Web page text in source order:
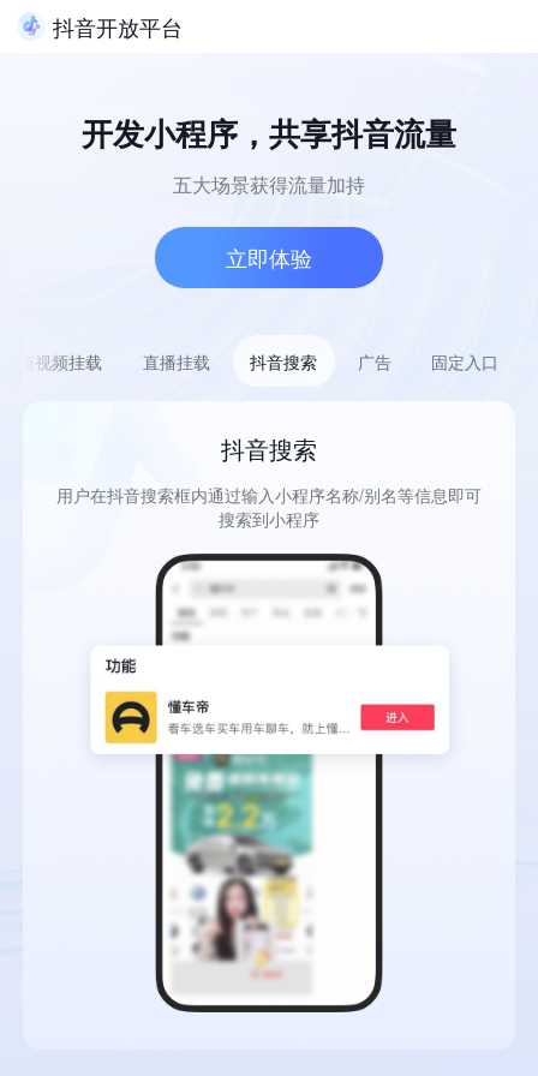
抖音开放平台
开发小程序，共享抖音流量
五大场景获得流量加持
立即体验
短视频挂载 直播挂载 抖音搜索 广告 固定入口
抖音搜索
用户在抖音搜索框内通过输入小程序名称/别名等信息即可
搜索到小程序